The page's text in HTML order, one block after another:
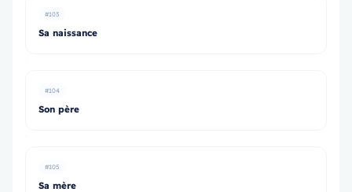
#103
Sa naissance
#104
Son père
#105
Sa mère